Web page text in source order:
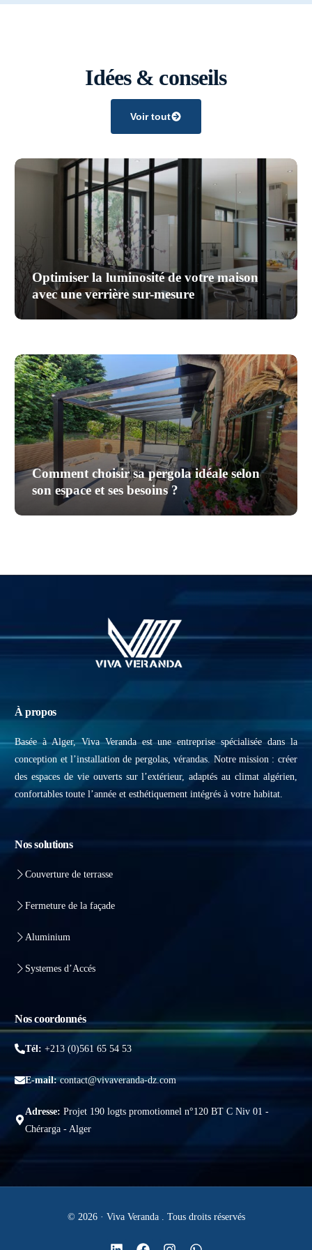
Idées & conseils
Voir tout
Optimiser la luminosité de votre maison
avec une verrière sur-mesure
Comment choisir sa pergola idéale selon
son espace et ses besoins ?
À propos
Basée à Alger, Viva Veranda est une entreprise spécialisée dans la
conception et l’installation de pergolas, vérandas. Notre mission : créer
des espaces de vie ouverts sur l’extérieur, adaptés au climat algérien,
confortables toute l’année et esthétiquement intégrés à votre habitat.
Nos solutions
Couverture de terrasse
Fermeture de la façade
Aluminium
Systemes d’Accés
Nos coordonnés
Tél:+213 (0)561 65 54 53
E-mail:contact@vivaveranda-dz.com
Adresse:Projet 190 logts promotionnel n°120 BT C Niv 01 -
Chérarga - Alger
© 2026 · Viva Veranda . Tous droits réservés